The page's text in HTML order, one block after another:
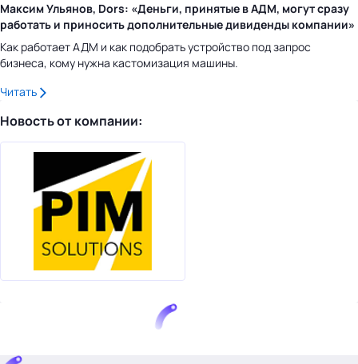
Максим Ульянов, Dors: «Деньги, принятые в АДМ, могут сразу
работать и приносить дополнительные дивиденды компании»
Как работает АДМ и как подобрать устройство под запрос
бизнеса, кому нужна кастомизация машины.
Читать
Новость от компании: